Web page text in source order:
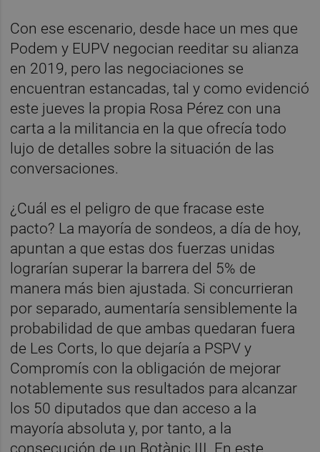
Con ese escenario, desde hace un mes que
Podem y EUPV negocian reeditar su alianza
en 2019, pero las negociaciones se
encuentran estancadas, tal y como evidenció
este jueves la propia Rosa Pérez con una
carta a la militancia en la que ofrecía todo
lujo de detalles sobre la situación de las
conversaciones.
¿Cuál es el peligro de que fracase este
pacto? La mayoría de sondeos, a día de hoy,
apuntan a que estas dos fuerzas unidas
lograrían superar la barrera del 5% de
manera más bien ajustada. Si concurrieran
por separado, aumentaría sensiblemente la
probabilidad de que ambas quedaran fuera
de Les Corts, lo que dejaría a PSPV y
Compromís con la obligación de mejorar
notablemente sus resultados para alcanzar
los 50 diputados que dan acceso a la
mayoría absoluta y, por tanto, a la
consecución de un Botànic III. En este